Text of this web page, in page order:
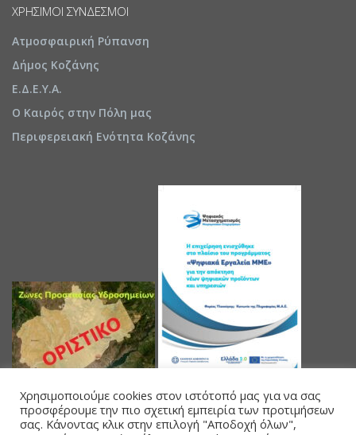
ΧΡΉΣΙΜΟΙ ΣΎΝΔΕΣΜΟΙ
Ατμοσφαιρική Ρύπανση
Δήμος Κοζάνης
Ε.Δ.Ε.Υ.Α.
Ο Καιρός στην Πόλη μας
Περιφερειακή Ενότητα Κοζάνης
Χρησιμοποιούμε cookies στον ιστότοπό μας για να σας
προσφέρουμε την πιο σχετική εμπειρία των προτιμήσεων
σας. Κάνοντας κλικ στην επιλογή "Αποδοχή όλων",